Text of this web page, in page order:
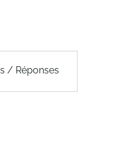
/ Réponses